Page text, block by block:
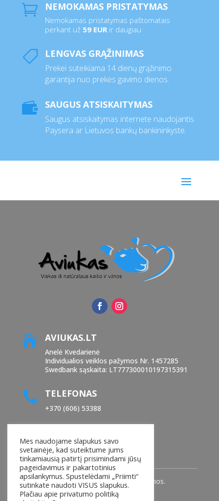
 NEMOKAMAS PRISTATYMAS
Nemokamas pristatymas paštomatais
perkant už 59 EURir daugiau
 LENGVAS GRĄŽINIMAS
Prekei suteikiama 14 dienų grąžinimo
garantija nuo prekės gavimo dienos.
 SAUGUS ATSISKAITYMAS
Saugus atsiskaitymas internete naudojantis
Paysera ar Lietuvos bankų bankininkyste.
 AVIUKAS.LT
Anelė Kvedarienė
Individualios veiklos pažymos Nr. 1457285
Swedbank sąskaita: LT777300010197315391
 TELEFONAS
+370 (606) 53388
manoaviukas@yahoo.com
© 2025AVIUKAS.Lt. Visos teisės saugomos.
Mes naudojame slapukus savo
svetainėje, kad suteiktume jums
tinkamiausią patirtį prisimindami jūsų
pageidavimus ir pakartotinius
apsilankymus. Spustelėdami „Priimti“
sutinkate naudoti VISUS slapukus.
Plačiau apie privatumo politiką